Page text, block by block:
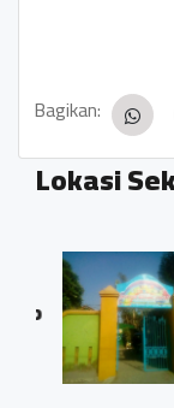
Bagikan:
Lokasi